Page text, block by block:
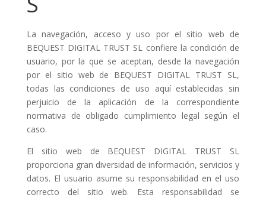
La navegación, acceso y uso por el sitio web de
BEQUEST DIGITAL TRUST SL confiere la condición de
usuario, por la que se aceptan, desde la navegación
por el sitio web de BEQUEST DIGITAL TRUST SL,
todas las condiciones de uso aquí establecidas sin
perjuicio de la aplicación de la correspondiente
normativa de obligado cumplimiento legal según el
caso.
El sitio web de BEQUEST DIGITAL TRUST SL
proporciona gran diversidad de información, servicios y
datos. El usuario asume su responsabilidad en el uso
correcto del sitio web. Esta responsabilidad se